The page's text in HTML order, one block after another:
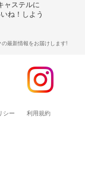
ャステルに
ね！しよう
の最新情報をお届けします!
シー 利用規約